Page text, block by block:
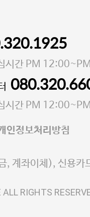
리책임자 김상현
대로4다길 41 마포
울마포-3931호
시스 에스크로 서비
시간 PM
시간 PM
인정보처리방침
, 계좌이체), 신용카
RIGHTS